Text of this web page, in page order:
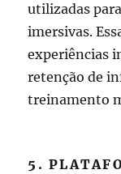
utilizadas
imersivas.
experiências
retenção de
treinamento
5.